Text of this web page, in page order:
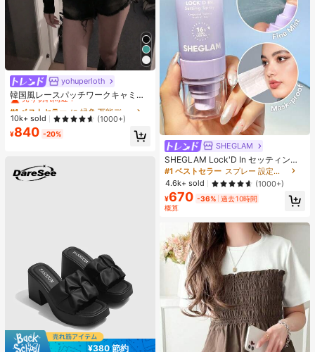
yohuperloth
韓国風レースパッチワークキャミソ
ールタンクトップ、Y2Kエステティ
ック、ストリートウェアカジュアル
サマー
#1 ベストセラー
売り切れ間近！
#1 ベストセラー
売り切れ間近！
#1 ベストセラー
売り切れ間近！
#1 ベストセラー
10k+ sold (1000+)
¥840 -20%
¥380 節約
SHEGLAM
SHEGLAM Lock'D In セッティング
スプレー 女性と女の子のためのブラ
ンドビューティーコスメメイクアッ
プ
#1 ベストセラー
スプレー 設定スプレー
4.6k+ sold
(1000+)
¥670 -36% 過去10時間
概算